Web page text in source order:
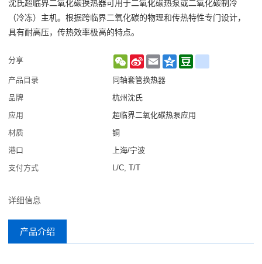
沈氏超临界二氧化碳换热器可用于二氧化碳热泵或二氧化碳制冷
（冷冻）主机。根据跨临界二氧化碳的物理和传热特性专门设计，
具有耐高压，传热效率极高的特点。
分享 WeChat
Sina
Weibo
Email Qzone
产品目录
同轴套管换热器
品牌
杭州沈氏
应用
超临界二氧化碳热泵应用
材质
铜
港口
上海/宁波
支付方式
L/C, T/T
详细信息
产品介绍